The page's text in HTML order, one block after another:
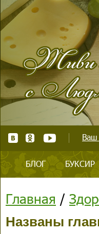
Ваш
БЛОГ БУКСИР
Главная /
Названы